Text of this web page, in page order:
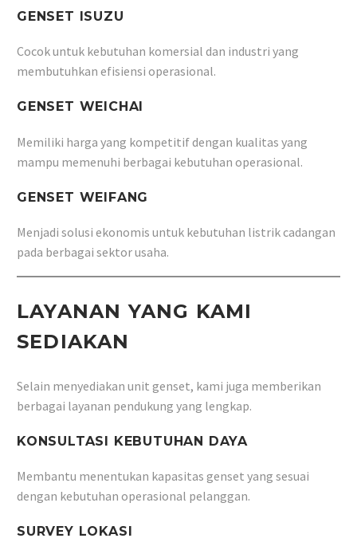
GENSET ISUZU
Cocok untuk kebutuhan komersial dan industri yang
membutuhkan efisiensi operasional.
GENSET WEICHAI
Memiliki harga yang kompetitif dengan kualitas yang
mampu memenuhi berbagai kebutuhan operasional.
GENSET WEIFANG
Menjadi solusi ekonomis untuk kebutuhan listrik cadangan
pada berbagai sektor usaha.
LAYANAN YANG KAMI
SEDIAKAN
Selain menyediakan unit genset, kami juga memberikan
berbagai layanan pendukung yang lengkap.
KONSULTASI KEBUTUHAN DAYA
Membantu menentukan kapasitas genset yang sesuai
dengan kebutuhan operasional pelanggan.
SURVEY LOKASI